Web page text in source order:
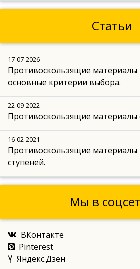
Статьи
17-07-2026
Противоскользящие материалы
основные критерии выбора.
22-09-2022
Противоскользящие материалы
16-02-2021
Противоскользящие материалы
ступеней.
Мы в
ВКонтакте
Pinterest
Яндекс.Дзен